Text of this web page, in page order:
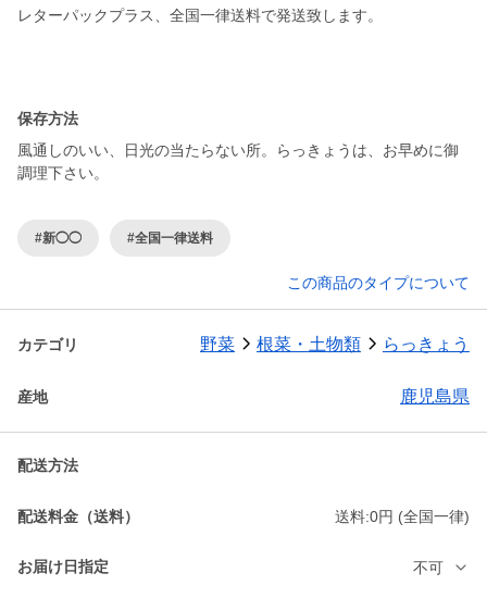
レターパックプラス、全国一律送料で発送致します。
保存方法
風通しのいい、日光の当たらない所。らっきょうは、お早めに御
調理下さい。
#新◯◯ #全国一律送料
この商品のタイプについて
カテゴリ 野菜 根菜・土物類 らっきょう
産地 鹿児島県
配送方法
配送料金（送料） 送料:0円 (全国一律)
お届け日指定 不可